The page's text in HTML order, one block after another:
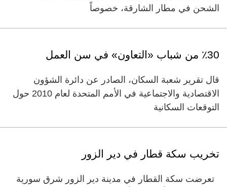
الشحن في مطار الشارقة، خصوصاً
٪30 من شباب «التعاون» في سن العمل
قال تقرير شعبة السكان، الصادر عن دائرة الشؤون
الاقتصادية والاجتماعية في الأمم المتحدة لعام 2010 حول
التوقعات السكانية
تخريب سكة قطار في دير الزور
تعرضت سكة القطار في مدينة دير الزور شرق سورية